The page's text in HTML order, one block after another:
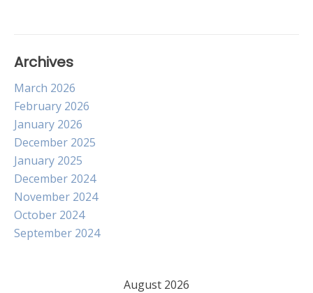
Archives
March 2026
February 2026
January 2026
December 2025
January 2025
December 2024
November 2024
October 2024
September 2024
August 2026